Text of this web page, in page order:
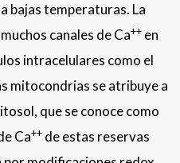
bajas temperaturas. La
canales de Ca++ en
intracelulares como el
mitocondrias se atribuye a
que se conoce como
Ca++ de estas reservas